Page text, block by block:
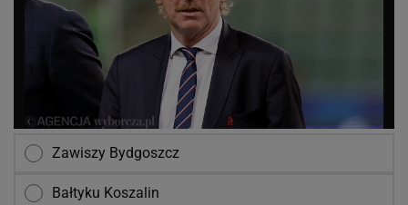
Zawiszy Bydgoszcz
Bałtyku Koszalin